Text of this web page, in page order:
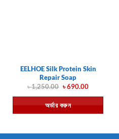
EELHOE Silk Protein Skin
Repair Soap
৳1,250.00 Original
was:
৳ 1,250.00.
৳690.00Current
is:
৳ 690.00.
অর্ডার করুন